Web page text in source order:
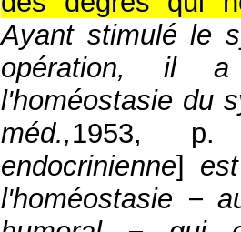
Ayant stimulé le
opération, il
l'homéostasie du
méd.,1953, p.
endocrinienne]
l'homéostasie −